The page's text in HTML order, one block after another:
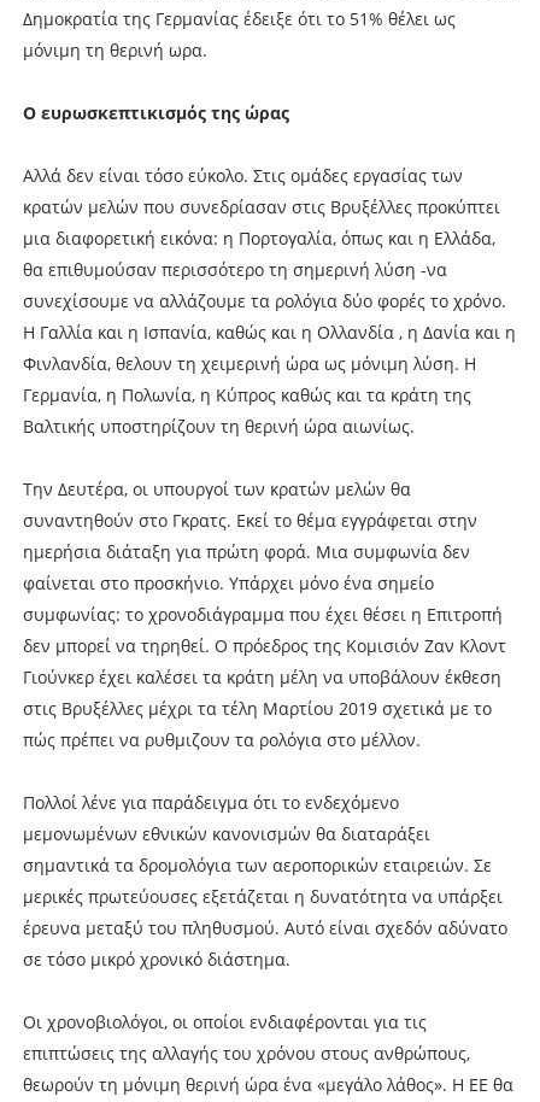
Δημοκρατία της Γερμανίας έδειξε ότι το 51% θέλει ως
μόνιμη τη θερινή ωρα.
Ο ευρωσκεπτικισμός της ώρας
Αλλά δεν είναι τόσο εύκολο. Στις ομάδες εργασίας των
κρατών μελών που συνεδρίασαν στις Βρυξέλλες προκύπτει
μια διαφορετική εικόνα: η Πορτογαλία, όπως και η Ελλάδα,
θα επιθυμούσαν περισσότερο τη σημερινή λύση -να
συνεχίσουμε να αλλάζουμε τα ρολόγια δύο φορές το χρόνο.
Η Γαλλία και η Ισπανία, καθώς και η Ολλανδία , η Δανία και η
Φινλανδία, θελουν τη χειμερινή ώρα ως μόνιμη λύση. Η
Γερμανία, η Πολωνία, η Κύπρος καθώς και τα κράτη της
Βαλτικής υποστηρίζουν τη θερινή ώρα αιωνίως.
Την Δευτέρα, οι υπουργοί των κρατών μελών θα
συναντηθούν στο Γκρατς. Εκεί το θέμα εγγράφεται στην
ημερήσια διάταξη για πρώτη φορά. Μια συμφωνία δεν
φαίνεται στο προσκήνιο. Υπάρχει μόνο ένα σημείο
συμφωνίας: το χρονοδιάγραμμα που έχει θέσει η Επιτροπή
δεν μπορεί να τηρηθεί. Ο πρόεδρος της Κομισιόν Ζαν Κλοντ
Γιούνκερ έχει καλέσει τα κράτη μέλη να υποβάλουν έκθεση
στις Βρυξέλλες μέχρι τα τέλη Μαρτίου 2019 σχετικά με το
πώς πρέπει να ρυθμιζουν τα ρολόγια στο μέλλον.
Πολλοί λένε για παράδειγμα ότι το ενδεχόμενο
μεμονωμένων εθνικών κανονισμών θα διαταράξει
σημαντικά τα δρομολόγια των αεροπορικών εταιρειών. Σε
μερικές πρωτεύουσες εξετάζεται η δυνατότητα να υπάρξει
έρευνα μεταξύ του πληθυσμού. Αυτό είναι σχεδόν αδύνατο
σε τόσο μικρό χρονικό διάστημα.
Οι χρονοβιολόγοι, οι οποίοι ενδιαφέρονται για τις
επιπτώσεις της αλλαγής του χρόνου στους ανθρώπους,
θεωρούν τη μόνιμη θερινή ώρα ένα «μεγάλο λάθος». Η ΕΕ θα